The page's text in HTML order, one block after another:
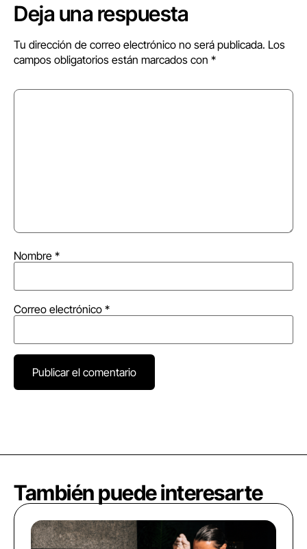
Deja una respuesta
Tu dirección de correo electrónico no será publicada. Los
campos obligatorios están marcados con *
Nombre *
Correo electrónico *
También puede interesarte